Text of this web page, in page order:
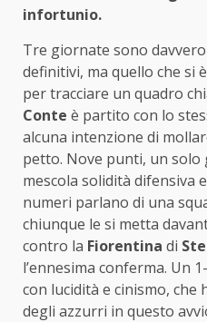
infortunio.
Tre giornate sono
definitivi, ma quello che si
per tracciare un quadro
Conte è partito con lo
alcuna intenzione di
petto. Nove punti, un solo
mescola solidità difensiva
numeri parlano di una
chiunque le si metta
contro la Fiorentina di
l’ennesima conferma. Un
con lucidità e cinismo,
degli azzurri in questo